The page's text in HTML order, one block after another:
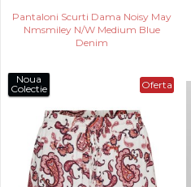
Pantaloni Scurti Dama Noisy May
Nmsmiley N/W Medium Blue
Denim
Oferta
Noua
Colectie